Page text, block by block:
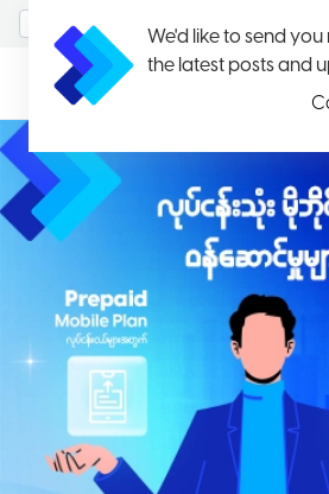
We'd like to send
the latest posts and